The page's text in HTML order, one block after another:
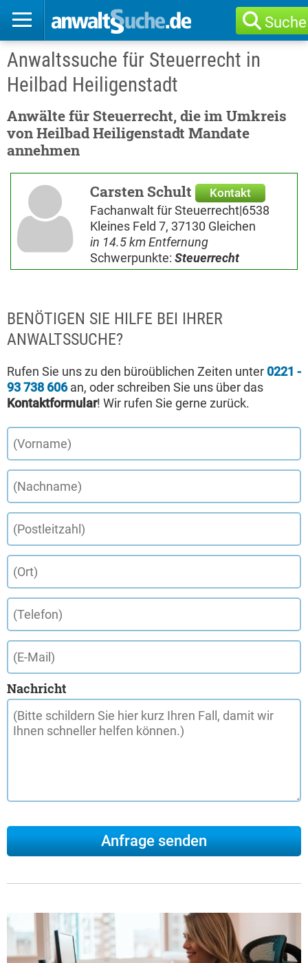
Suche
Anwaltssuche für Steuerrecht in
Heilbad Heiligenstadt
Anwälte für Steuerrecht, die im Umkreis
von Heilbad Heiligenstadt Mandate
annehmen
Carsten Schult Kontakt
Fachanwalt für Steuerrecht|6538
Kleines Feld 7, 37130 Gleichen
in 14.5 km Entfernung
Schwerpunkte: Steuerrecht
BENÖTIGEN SIE HILFE BEI IHRER
ANWALTSSUCHE?
Rufen Sie uns zu den büroüblichen Zeiten unter 0221 -
93 738 606an, oder schreiben Sie uns über das
Kontaktformular! Wir rufen Sie gerne zurück.
Nachricht